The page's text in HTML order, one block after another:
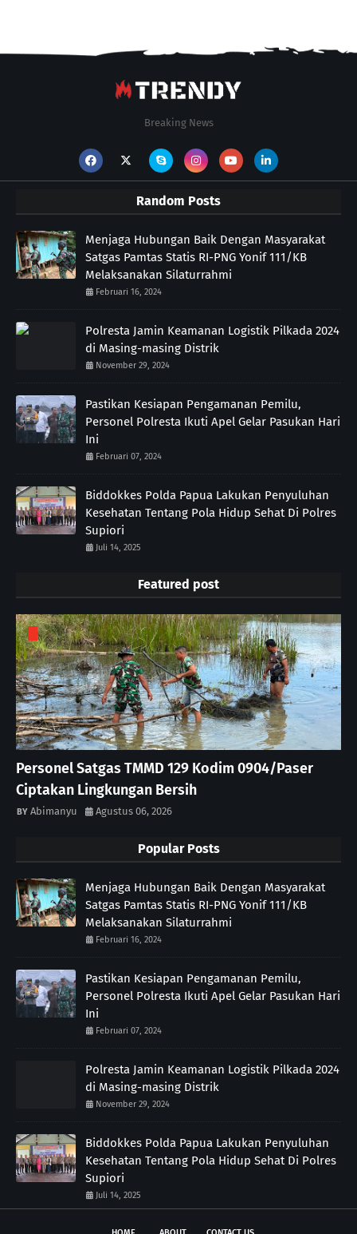
Breaking News
Random Posts
Menjaga Hubungan Baik Dengan Masyarakat
Satgas Pamtas Statis RI-PNG Yonif 111/KB
Melaksanakan Silaturrahmi
Februari 16, 2024
Polresta Jamin Keamanan Logistik Pilkada 2024
di Masing-masing Distrik
November 29, 2024
Pastikan Kesiapan Pengamanan Pemilu,
Personel Polresta Ikuti Apel Gelar Pasukan Hari
Ini
Februari 07, 2024
Biddokkes Polda Papua Lakukan Penyuluhan
Kesehatan Tentang Pola Hidup Sehat Di Polres
Supiori
Juli 14, 2025
Featured post
Personel Satgas TMMD 129 Kodim 0904/Paser
Ciptakan Lingkungan Bersih
Abimanyu Agustus 06, 2026
Popular Posts
Menjaga Hubungan Baik Dengan Masyarakat
Satgas Pamtas Statis RI-PNG Yonif 111/KB
Melaksanakan Silaturrahmi
Februari 16, 2024
Pastikan Kesiapan Pengamanan Pemilu,
Personel Polresta Ikuti Apel Gelar Pasukan Hari
Ini
Februari 07, 2024
Polresta Jamin Keamanan Logistik Pilkada 2024
di Masing-masing Distrik
November 29, 2024
Biddokkes Polda Papua Lakukan Penyuluhan
Kesehatan Tentang Pola Hidup Sehat Di Polres
Supiori
Juli 14, 2025